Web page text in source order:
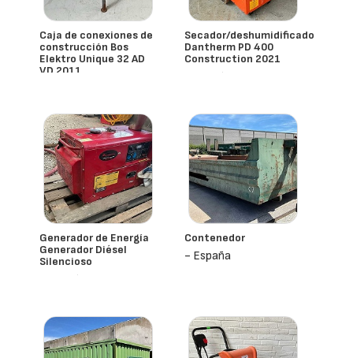
Caja de conexiones de
construcción Bos
Elektro Unique 32 AD
VD 2011
Secador/deshumidificador
Dantherm PD 400
Construction 2021
- España
Generador de Energía
Generador Diésel
Silencioso
- España
Contenedor
- España